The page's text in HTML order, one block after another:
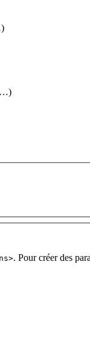
. Pour créer des